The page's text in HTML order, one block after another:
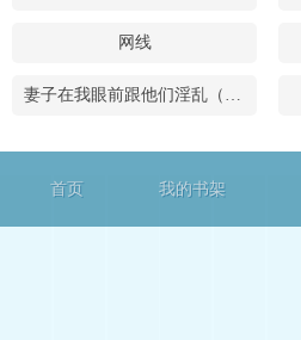
网线
妻子在我眼前跟他们淫乱（全）
首页 我的书架